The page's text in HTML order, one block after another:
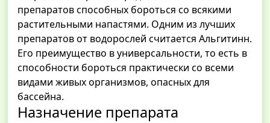
препаратов способных бороться со всякими
растительными напастями. Одним из лучших
препаратов от водорослей считается Альгитинн.
Его преимущество в универсальности, то есть в
способности бороться практически со всеми
видами живых организмов, опасных для
бассейна.
Назначение препарата